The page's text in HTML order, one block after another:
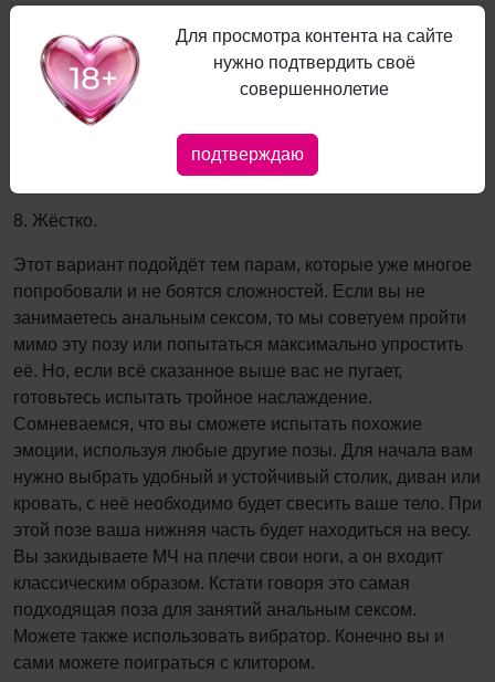
даст фору многим другим позам в плане приятности.
Парню тоже будет чему порадоваться, так как он сможет
проникать в вас максимально глубоко. Если вы с вашим
парнем всё ещё не пробовали это, то скорее к
действию! При лучшего скольжения лучше использовать
8. Жёстко.
Этот вариант подойдёт тем парам, которые уже многое
попробовали и не боятся сложностей. Если вы не
занимаетесь анальным сексом, то мы советуем пройти
мимо эту позу или попытаться максимально упростить
её. Но, если всё сказанное выше вас не пугает,
готовьтесь испытать тройное наслаждение.
Сомневаемся, что вы сможете испытать похожие
эмоции, используя любые другие позы. Для начала вам
нужно выбрать удобный и устойчивый столик, диван или
кровать, с неё необходимо будет свесить ваше тело. При
этой позе ваша нижняя часть будет находиться на весу.
Вы закидываете МЧ на плечи свои ноги, а он входит
классическим образом. Кстати говоря это самая
подходящая поза для занятий анальным сексом.
Можете также использовать вибратор. Конечно вы и
сами можете поиграться с клитором.
Для просмотра контента на сайте
нужно подтвердить своё
совершеннолетие
подтверждаю